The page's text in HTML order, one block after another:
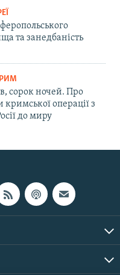
та занедбаність
сорок ночей. Про
кримської операції з
до миру